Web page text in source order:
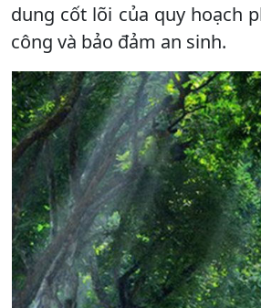
dung cốt lõi của quy hoạch
công và bảo đảm an sinh.